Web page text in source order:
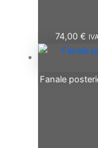
74,00 €
Fanale